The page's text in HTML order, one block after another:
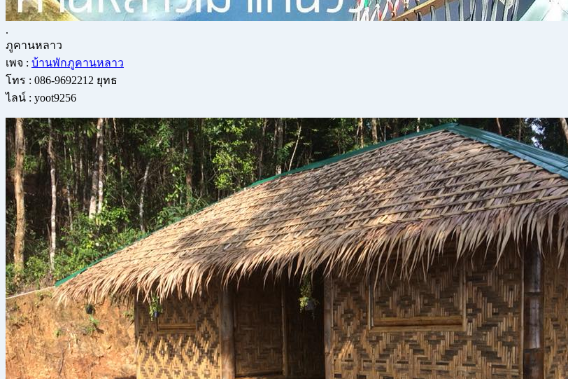
.
ภูคานหลาว
เพจ : บ้านพักภูคานหลาว
โทร : 086-9692212 ยุทธ
ไลน์ : yoot9256